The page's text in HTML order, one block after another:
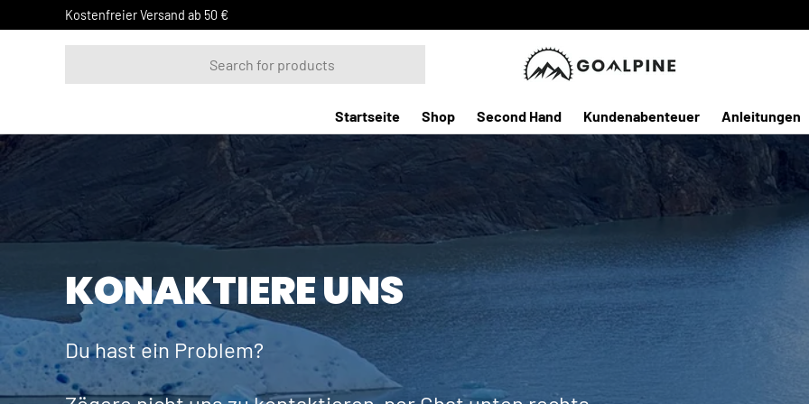
DIREKT ZUM INHALT
Kostenfreier Versand ab 50 €
Startseite Shop Second Hand Kundenabenteuer Anleitungen
KONAKTIERE UNS
Du hast ein Problem?